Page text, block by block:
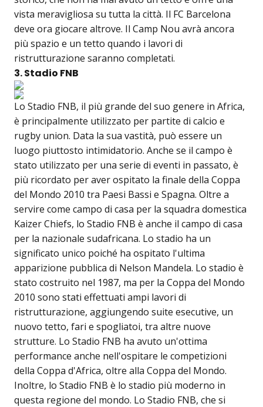
vista meravigliosa su tutta la città. Il FC Barcelona
deve ora giocare altrove. Il Camp Nou avrà ancora
più spazio e un tetto quando i lavori di
ristrutturazione saranno completati.
3. Stadio FNB
Lo Stadio FNB, il più grande del suo genere in Africa,
è principalmente utilizzato per partite di calcio e
rugby union. Data la sua vastità, può essere un
luogo piuttosto intimidatorio. Anche se il campo è
stato utilizzato per una serie di eventi in passato, è
più ricordato per aver ospitato la finale della Coppa
del Mondo 2010 tra Paesi Bassi e Spagna. Oltre a
servire come campo di casa per la squadra domestica
Kaizer Chiefs, lo Stadio FNB è anche il campo di casa
per la nazionale sudafricana. Lo stadio ha un
significato unico poiché ha ospitato l'ultima
apparizione pubblica di Nelson Mandela. Lo stadio è
stato costruito nel 1987, ma per la Coppa del Mondo
2010 sono stati effettuati ampi lavori di
ristrutturazione, aggiungendo suite esecutive, un
nuovo tetto, fari e spogliatoi, tra altre nuove
strutture. Lo Stadio FNB ha avuto un'ottima
performance anche nell'ospitare le competizioni
della Coppa d'Africa, oltre alla Coppa del Mondo.
Inoltre, lo Stadio FNB è lo stadio più moderno in
questa regione del mondo. Lo Stadio FNB, che si